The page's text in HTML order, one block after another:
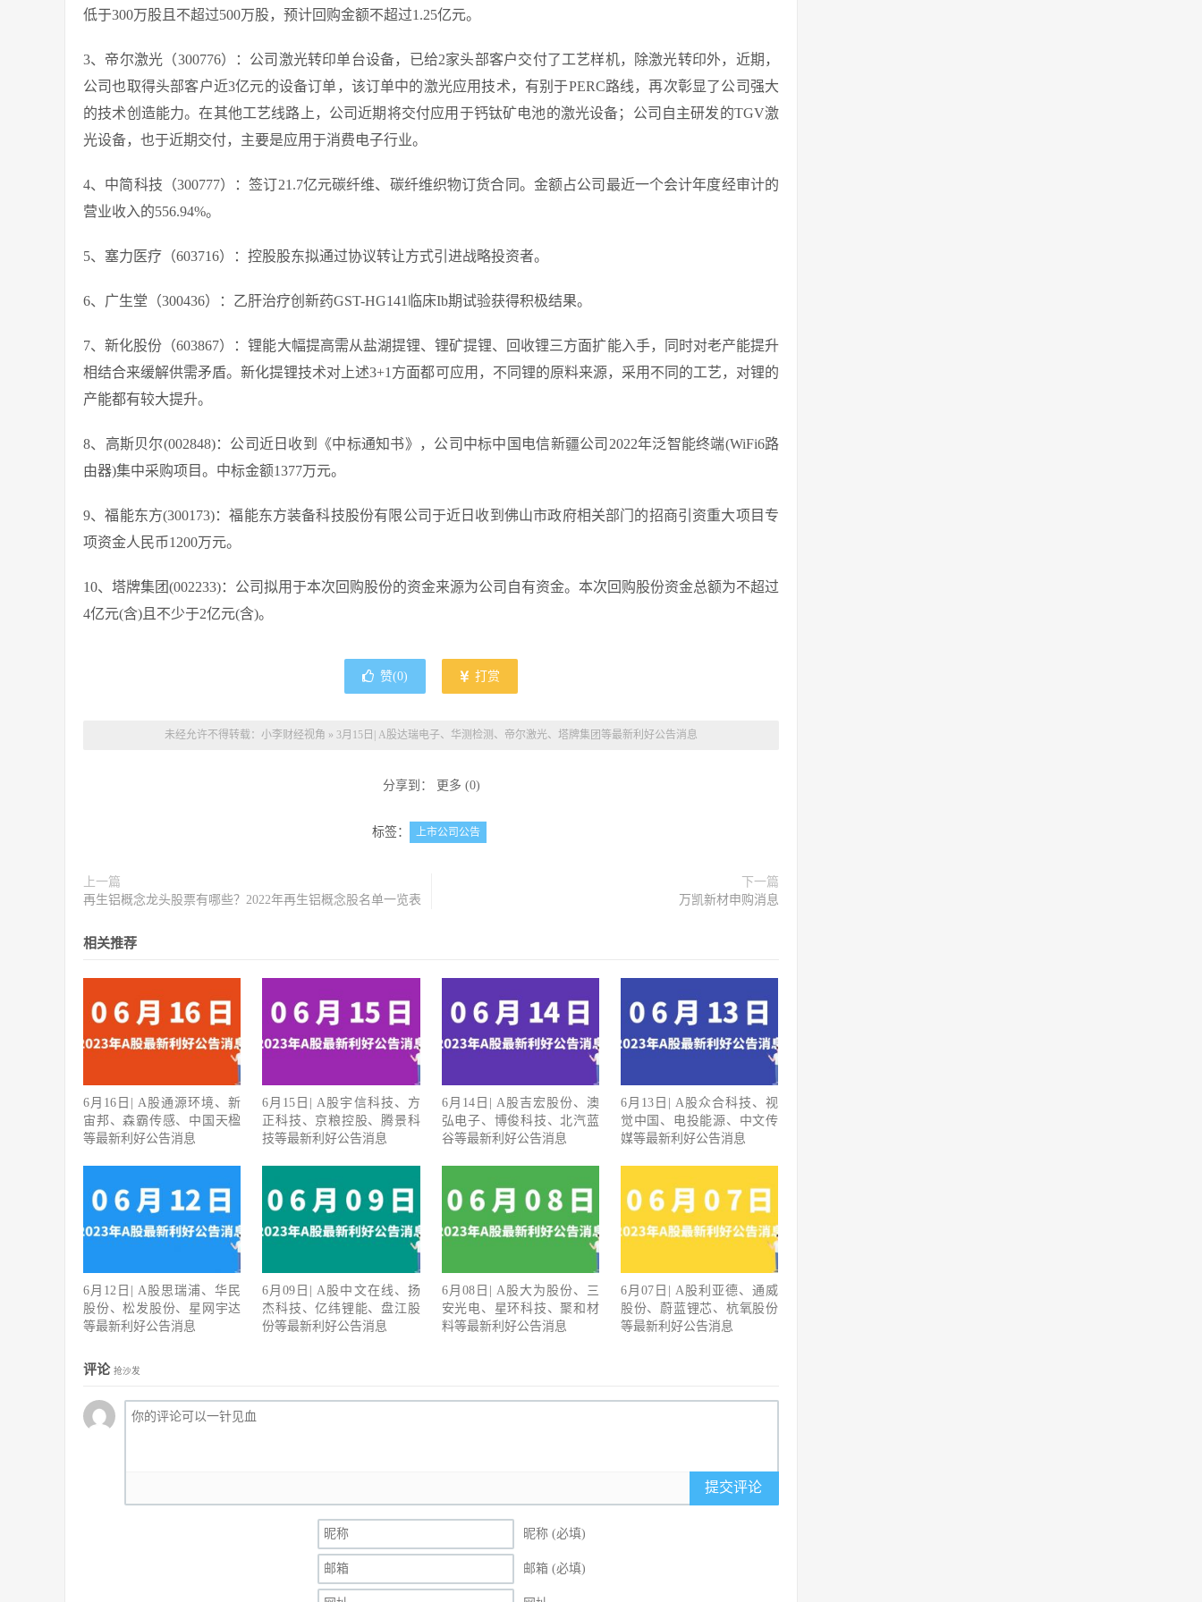
低于300万股且不超过500万股，预计回购金额不超过1.25亿元。
3、帝尔激光（300776）：公司激光转印单台设备，已给2家头部客户交付了工艺样机，除激光转印外，近期，
公司也取得头部客户近3亿元的设备订单，该订单中的激光应用技术，有别于PERC路线，再次彰显了公司强大
的技术创造能力。在其他工艺线路上，公司近期将交付应用于钙钛矿电池的激光设备；公司自主研发的TGV激
光设备，也于近期交付，主要是应用于消费电子行业。
4、中简科技（300777）：签订21.7亿元碳纤维、碳纤维织物订货合同。金额占公司最近一个会计年度经审计的
营业收入的556.94%。
5、塞力医疗（603716）：控股股东拟通过协议转让方式引进战略投资者。
6、广生堂（300436）：乙肝治疗创新药GST-HG141临床Ib期试验获得积极结果。
7、新化股份（603867）：锂能大幅提高需从盐湖提锂、锂矿提锂、回收锂三方面扩能入手，同时对老产能提升
相结合来缓解供需矛盾。新化提锂技术对上述3+1方面都可应用，不同锂的原料来源，采用不同的工艺，对锂的
产能都有较大提升。
8、高斯贝尔(002848)：公司近日收到《中标通知书》，公司中标中国电信新疆公司2022年泛智能终端(WiFi6路
由器)集中采购项目。中标金额1377万元。
9、福能东方(300173)：福能东方装备科技股份有限公司于近日收到佛山市政府相关部门的招商引资重大项目专
项资金人民币1200万元。
10、塔牌集团(002233)：公司拟用于本次回购股份的资金来源为公司自有资金。本次回购股份资金总额为不超过
4亿元(含)且不少于2亿元(含)。
赞(0) 打赏
未经允许不得转载： 小李财经视角 » 3月15日| A股达瑞电子、华测检测、帝尔激光、塔牌集团等最新利好公告消息
分享到： 更多 (0)
标签： 上市公司公告
上一篇
再生铝概念龙头股票有哪些？2022年再生铝概念股名单一览表
下一篇
万凯新材申购消息
相关推荐
6月16日| A股通源环境、新
宙邦、森霸传感、中国天楹
等最新利好公告消息
6月15日| A股宇信科技、方
正科技、京粮控股、腾景科
技等最新利好公告消息
6月14日| A股吉宏股份、澳
弘电子、博俊科技、北汽蓝
谷等最新利好公告消息
6月13日| A股众合科技、视
觉中国、电投能源、中文传
媒等最新利好公告消息
6月12日| A股思瑞浦、华民
股份、松发股份、星网宇达
等最新利好公告消息
6月09日| A股中文在线、扬
杰科技、亿纬锂能、盘江股
份等最新利好公告消息
6月08日| A股大为股份、三
安光电、星环科技、聚和材
料等最新利好公告消息
6月07日| A股利亚德、通威
股份、蔚蓝锂芯、杭氧股份
等最新利好公告消息
评论 抢沙发
提交评论
昵称 (必填)
邮箱 (必填)